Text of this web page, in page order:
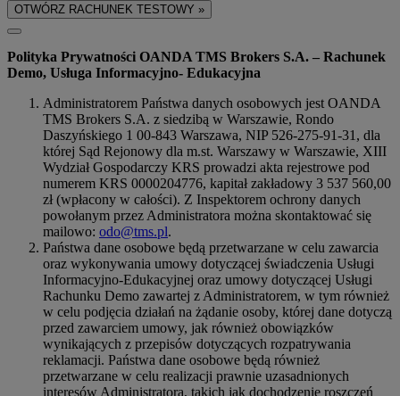
OTWÓRZ RACHUNEK TESTOWY »
Polityka Prywatności OANDA TMS Brokers S.A. – Rachunek
Demo, Usługa Informacyjno- Edukacyjna
Administratorem Państwa danych osobowych jest OANDA
TMS Brokers S.A. z siedzibą w Warszawie, Rondo
Daszyńskiego 1 00-843 Warszawa, NIP 526-275-91-31, dla
której Sąd Rejonowy dla m.st. Warszawy w Warszawie, XIII
Wydział Gospodarczy KRS prowadzi akta rejestrowe pod
numerem KRS 0000204776, kapitał zakładowy 3 537 560,00
zł (wpłacony w całości). Z Inspektorem ochrony danych
powołanym przez Administratora można skontaktować się
mailowo: odo@tms.pl.
Państwa dane osobowe będą przetwarzane w celu zawarcia
oraz wykonywania umowy dotyczącej świadczenia Usługi
Informacyjno-Edukacyjnej oraz umowy dotyczącej Usługi
Rachunku Demo zawartej z Administratorem, w tym również
w celu podjęcia działań na żądanie osoby, której dane dotyczą
przed zawarciem umowy, jak również obowiązków
wynikających z przepisów dotyczących rozpatrywania
reklamacji. Państwa dane osobowe będą również
przetwarzane w celu realizacji prawnie uzasadnionych
interesów Administratora, takich jak dochodzenie roszczeń